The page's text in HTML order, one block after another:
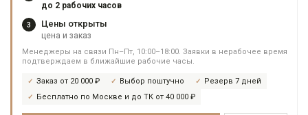
до 2 рабочих часов
3 Цены открыты
цена и заказ
Менеджеры на связи Пн–Пт, 10:00–18:00. Заявки в нерабочее время
подтверждаем в ближайшие рабочие часы.
Заказ от 20 000 ₽ Выбор поштучно
Резерв 7 дней
Бесплатно по Москве и до ТК от 40 000 ₽